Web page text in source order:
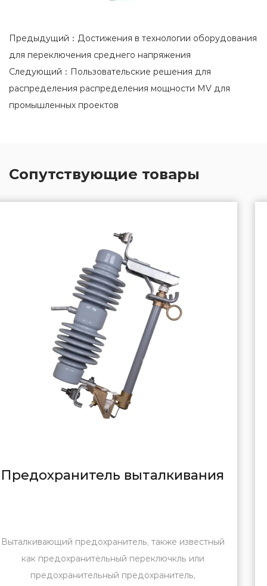
Предыдущий：Достижения в технологии оборудования
для переключения среднего напряжения
Следующий：Пользовательские решения для
распределения распределения мощности MV для
промышленных проектов
Сопутствующие товары
или
Фарфоровый
Стандартный фарфоровый полый
называемый полым фарфоровым
представляет собой